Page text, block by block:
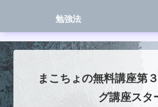
勉強法
まこちょの無料講座第
グ講座スタ